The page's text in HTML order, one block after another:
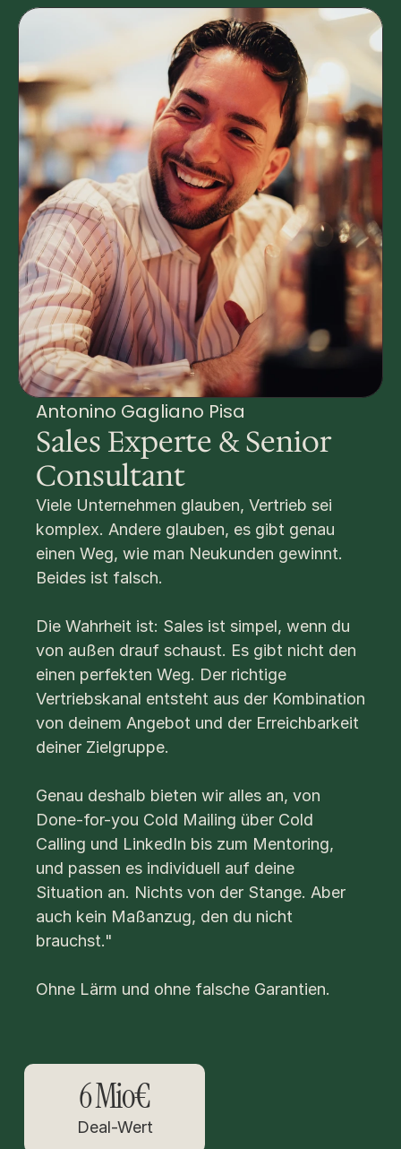
6 Mio€
Deal-Wert
Antonino Gagliano Pisa
Sales Experte & Senior
Consultant
Viele Unternehmen glauben, Vertrieb sei
komplex. Andere glauben, es gibt genau
einen Weg, wie man Neukunden gewinnt.
Beides ist falsch.
Die Wahrheit ist: Sales ist simpel, wenn du
von außen drauf schaust. Es gibt nicht den
einen perfekten Weg. Der richtige
Vertriebskanal entsteht aus der Kombination
von deinem Angebot und der Erreichbarkeit
deiner Zielgruppe.
Genau deshalb bieten wir alles an, von
Done-for-you Cold Mailing über Cold
Calling und LinkedIn bis zum Mentoring,
und passen es individuell auf deine
Situation an. Nichts von der Stange. Aber
auch kein Maßanzug, den du nicht
brauchst."
Ohne Lärm und ohne falsche Garantien.